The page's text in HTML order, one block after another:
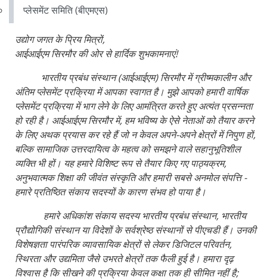
प्लेसमेंट समिति (बीएमएस)
उद्योग जगत के प्रिय मित्रों,
आईआईएम सिरमौर की ओर से हार्दिक शुभकामनाएं!
भारतीय प्रबंध संस्थान (आईआईएम) सिरमौर में ग्रीष्मकालीन और
अंतिम प्लेसमेंट प्रक्रिया में आपका स्वागत है। मुझे आपको हमारी वार्षिक
प्लेसमेंट प्रक्रिया में भाग लेने के लिए आमंत्रित करते हुए अत्यंत प्रसन्नता
हो रही है। आईआईएम सिरमौर में, हम भविष्य के ऐसे नेताओं को तैयार करने
के लिए अथक प्रयास कर रहे हैं जो न केवल अपने-अपने क्षेत्रों में निपुण हों,
बल्कि सामाजिक उत्तरदायित्व के महत्व को समझने वाले सहानुभूतिशील
व्यक्ति भी हों। यह हमारे विशिष्ट रूप से तैयार किए गए पाठ्यक्रम,
अनुभवात्मक शिक्षा की जीवंत संस्कृति और हमारी सबसे अनमोल संपत्ति -
हमारे प्रतिष्ठित संकाय सदस्यों के कारण संभव हो पाया है।
हमारे अधिकांश संकाय सदस्य भारतीय प्रबंध संस्थान, भारतीय
प्रौद्योगिकी संस्थान या विदेशों के सर्वश्रेष्ठ संस्थानों से पीएचडी हैं। उनकी
विशेषज्ञता पारंपरिक व्यावसायिक क्षेत्रों से लेकर डिजिटल परिवर्तन,
स्थिरता और उद्यमिता जैसे उभरते क्षेत्रों तक फैली हुई है। हमारा दृढ़
विश्वास है कि सीखने की प्रक्रिया केवल कक्षा तक ही सीमित नहीं है;